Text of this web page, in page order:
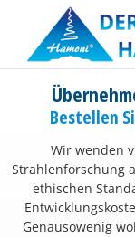
content
Bestellen
Wir wenden
Strahlenforschung
ethischen
Genausowenig